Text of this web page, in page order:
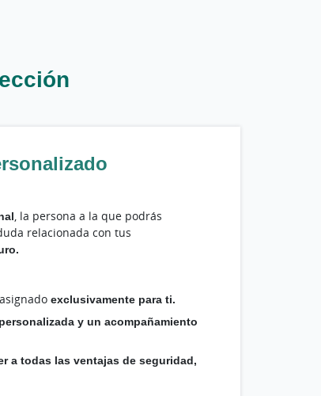
, la persona a la que podrás
relacionada con tus
asignado exclusivamente para ti.
y un acompañamiento
a todas las ventajas de seguridad,